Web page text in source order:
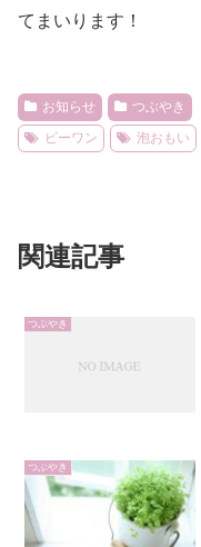
てまいります！
お知らせ つぶやき
ビーワン
泡おもい
関連記事
つぶやき
つぶやき